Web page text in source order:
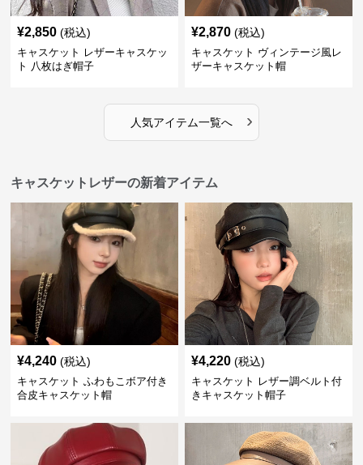
¥2,850 (税込)
キャスケット レザーキャスケッ
ト 八枚はぎ帽子
¥2,870 (税込)
キャスケット ヴィンテージ風レ
ザーキャスケット帽
人気アイテム一覧へ ›
キャスケットレザーの新着アイテム
¥4,240 (税込)
キャスケット ふわもこボア付き
合皮キャスケット帽
¥4,220 (税込)
キャスケット レザー調ベルト付
きキャスケット帽子